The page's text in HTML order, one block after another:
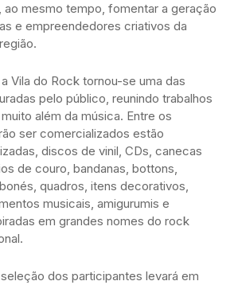
ao mesmo tempo, fomentar a geração
e empreendedores criativos da
Vila do Rock tornou-se uma das
pelo público, reunindo trabalhos
além da música. Entre os
ser comercializados estão
discos de vinil, CDs, canecas
de couro, bandanas, bottons,
quadros, itens decorativos,
musicais, amigurumis e
em grandes nomes do rock
dos participantes levará em